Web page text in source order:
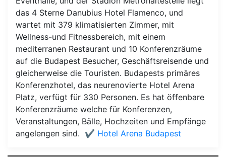
das 4 Sterne Danubius Hotel Flamenco, und
wartet mit 379 klimatisierten Zimmer, mit
Wellness-und Fitnessbereich, mit einem
mediterranen Restaurant und 10 Konferenzräume
auf die Budapest Besucher, Geschäftsreisende und
gleicherweise die Touristen. Budapests primäres
Konferenzhotel, das neurenovierte Hotel Arena
Platz, verfügt für 330 Personen. Es hat öffenbare
Konferenzräume welche für Konferenzen,
Veranstaltungen, Bälle, Hochzeiten und Empfänge
angelengen sind. ✔️ Hotel Arena Budapest